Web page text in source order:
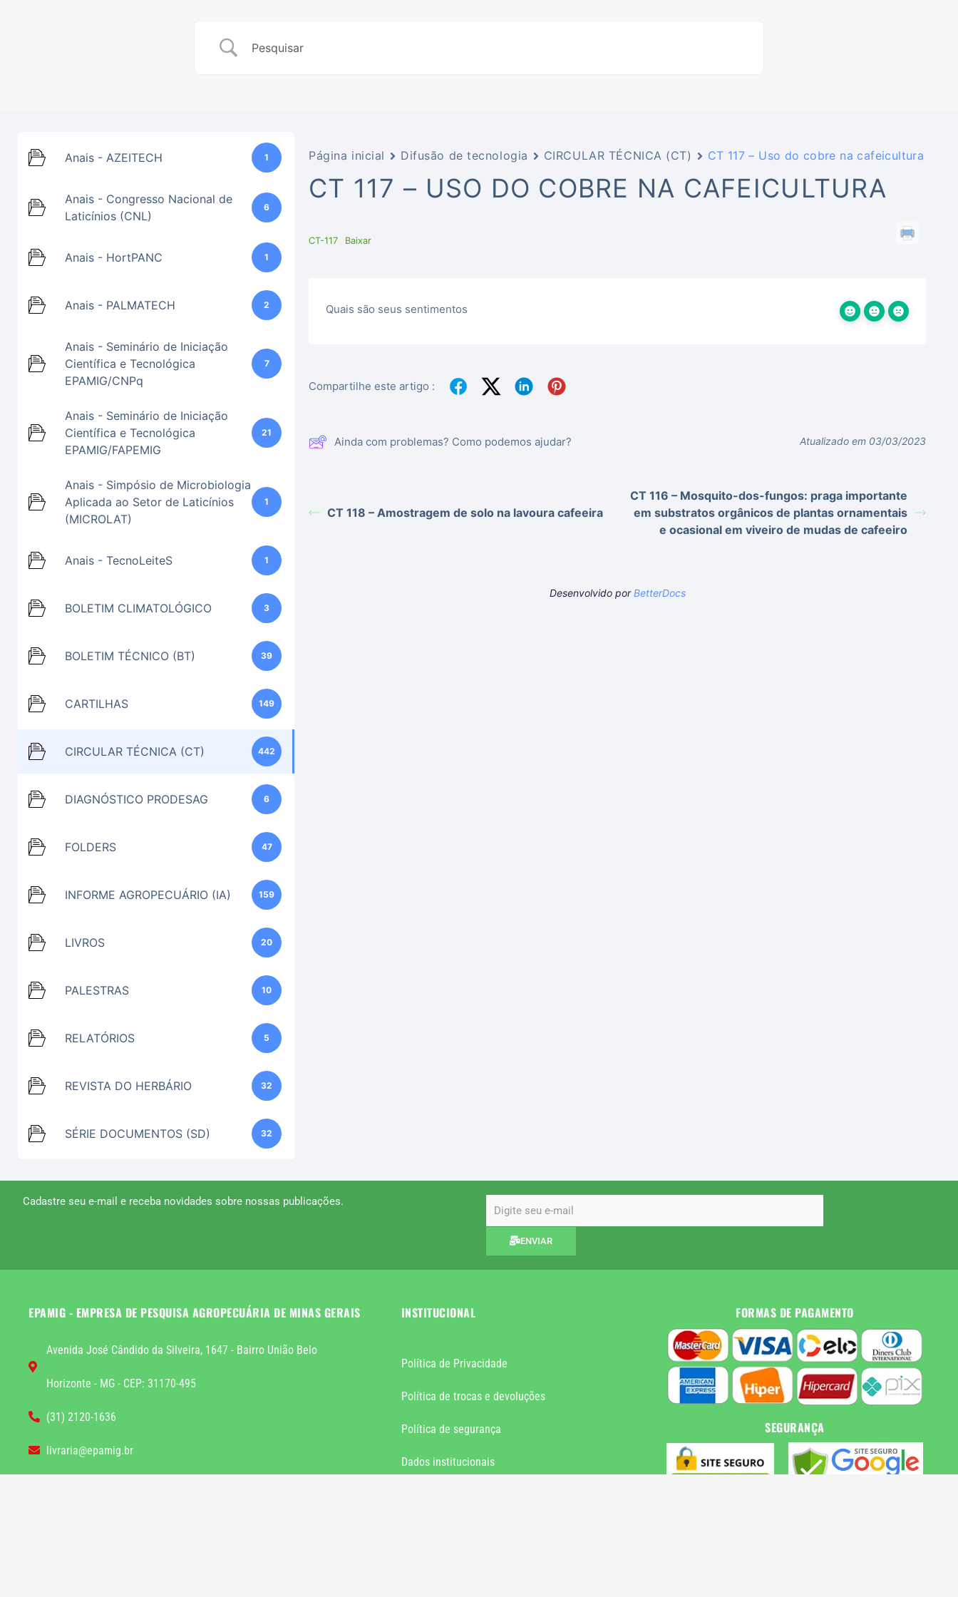
Anais - AZEITECH 1
Anais - Congresso Nacional de
Laticínios (CNL)
6
Anais - HortPANC 1
Anais - PALMATECH 2
Anais - Seminário de Iniciação
Científica e Tecnológica
EPAMIG/CNPq
7
Anais - Seminário de Iniciação
Científica e Tecnológica
EPAMIG/FAPEMIG
21
Anais - Simpósio de Microbiologia
Aplicada ao Setor de Laticínios
(MICROLAT)
1
Anais - TecnoLeiteS 1
BOLETIM CLIMATOLÓGICO 3
BOLETIM TÉCNICO (BT) 39
CARTILHAS 149
CIRCULAR TÉCNICA (CT) 442
DIAGNÓSTICO PRODESAG 6
FOLDERS 47
INFORME AGROPECUÁRIO (IA) 159
LIVROS 20
PALESTRAS 10
RELATÓRIOS 5
REVISTA DO HERBÁRIO 32
SÉRIE DOCUMENTOS (SD) 32
Página inicial Difusão de tecnologia CIRCULAR TÉCNICA (CT) CT 117 – Uso do cobre na cafeicultura
CT 117 – USO DO COBRE NA CAFEICULTURA
CT-117 Baixar
Quais são seus sentimentos
Compartilhe este artigo :
Ainda com problemas? Como podemos ajudar? Atualizado em 03/03/2023
CT 118 – Amostragem de solo na lavoura cafeeira
CT 116 – Mosquito-dos-fungos: praga importante
em substratos orgânicos de plantas ornamentais
e ocasional em viveiro de mudas de cafeeiro
Desenvolvido porBetterDocs
Cadastre seu e-mail e receba novidades sobre nossas publicações.
ENVIAR
EPAMIG - EMPRESA DE PESQUISA AGROPECUÁRIA DE MINAS GERAIS
Avenida José Cândido da Silveira, 1647 - Bairro União Belo
Horizonte - MG - CEP: 31170-495
(31) 2120-1636
livraria@epamig.br
INSTITUCIONAL
Política de Privacidade
Política de trocas e devoluções
Política de segurança
Dados institucionais
FORMAS DE PAGAMENTO
SEGURANÇA